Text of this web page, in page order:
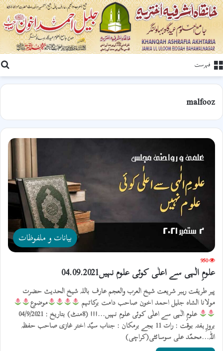
فہرست
malfooz
بیانات و ملفوظات
950
علومِ الٰہی سے اعلٰی کوئی علوم نہیں04.09.2021
پیر طریقت رہبر شریعت شیخ العرب والعجم عارف باللہ شیخ الحدیث حضرت
مولانا الشاہ جلیل احمد اخون صاحب دامت برکاتہم موضوع
علومِ الٰہی سے اعلٰی کوئی علوم نہیں...!!! (8منٹ) بتاریخ : 04/9/2021
بروزِ ہفتہ بوقت : رات 11 بجے برمکان : جناب سیّد اختر غازی صاحب حفظہ
اللّٰہ...محمّد علی سوسائٹی(کراچی)